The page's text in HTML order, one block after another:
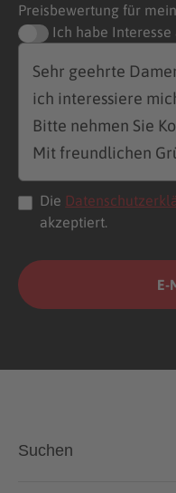
Preisbewertung für
Ich habe
Die
akzeptiert.
Suchen